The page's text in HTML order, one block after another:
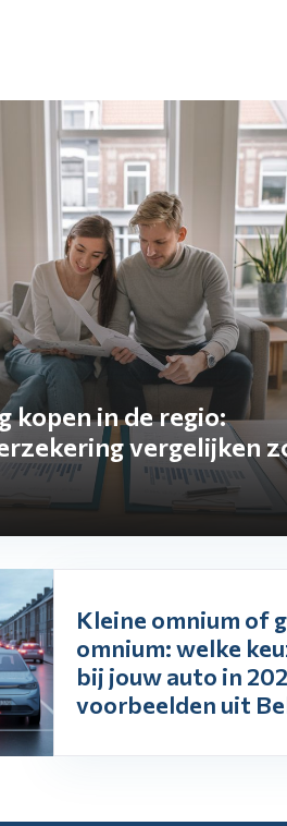
kopen in de regio:
vergelijken
Kleine omnium of
omnium: welke
bij jouw auto in
voorbeelden uit